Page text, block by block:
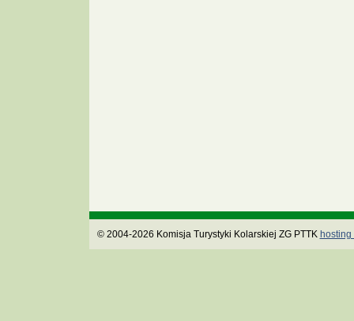
© 2004-2026 Komisja Turystyki Kolarskiej ZG PTTK hosting